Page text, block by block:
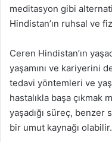
meditasyon gibi
Hindistan’ın ruhsal ve
Ceren Hindistan’ın
yaşamını ve kariyerini
tedavi yöntemleri ve
hastalıkla başa çıkmak
yaşadığı süreç, benzer
bir umut kaynağı olabilir.